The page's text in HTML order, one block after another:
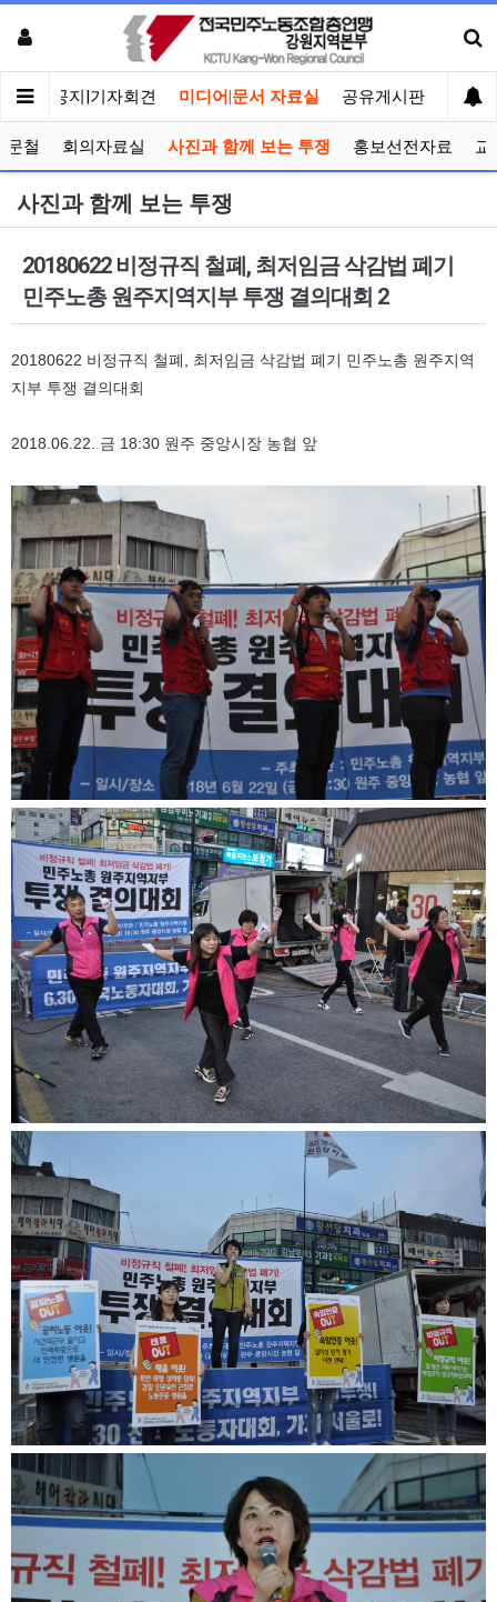
인 공지|기자회견 미디어|문서 자료실 공유게시판 선거
문철 회의자료실 사진과 함께 보는 투쟁 홍보선전자료 교
사진과 함께 보는 투쟁
20180622 비정규직 철폐, 최저임금 삭감법 폐기
민주노총 원주지역지부 투쟁 결의대회 2
20180622 비정규직 철폐, 최저임금 삭감법 폐기 민주노총 원주지역
지부 투쟁 결의대회
2018.06.22. 금 18:30 원주 중앙시장 농협 앞